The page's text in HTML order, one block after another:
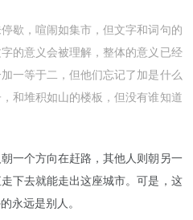
歇，喧闹如集市，但文字和词句的
的意义会被理解，整体的意义已经
一等于二，但他们忘记了加是什么
和堆积如山的楼板，但没有谁知道
一个方向在赶路，其他人则朝另一
下去就能走出这座城市。可是，这
永远是别人。